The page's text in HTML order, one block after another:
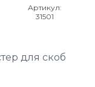
Артикул:
31501